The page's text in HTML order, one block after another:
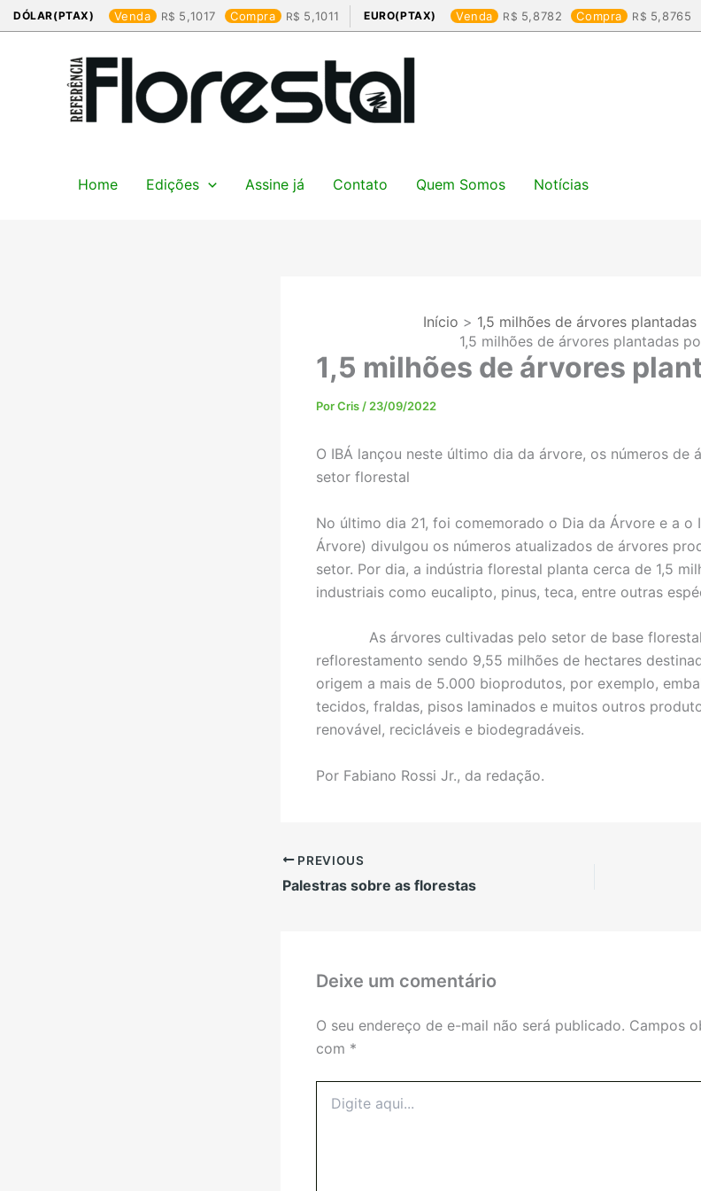
DÓLAR(PTAX) Venda 5,1017 Compra 5,1011 EURO(PTAX) Venda 5,8782 Compra 5,8765
para
Home Edições Assine já Contato Quem Somos Notícias
Início
1,5 milhões de árvores
1,5 milhões de árvores plantadas
1,5 milhões de árvores
PorCris / 23/09/2022
O IBÁ lançou neste último dia da árvore, os números de
setor florestal
No último dia 21, foi comemorado o Dia da Árvore e a o
Árvore) divulgou os números atualizados de árvores
setor. Por dia, a indústria florestal planta cerca de 1,5
industriais como eucalipto, pinus, teca, entre outras
As árvores cultivadas pelo setor de base florestal
reflorestamento sendo 9,55 milhões de hectares
origem a mais de 5.000 bioprodutos, por exemplo,
tecidos, fraldas, pisos laminados e muitos outros
renovável, recicláveis e biodegradáveis.
Por Fabiano Rossi Jr., da redação.
PREVIOUS
Palestras sobre as florestas
Deixe um comentário
O seu endereço de e-mail não será publicado. Campos
com *
aqui...